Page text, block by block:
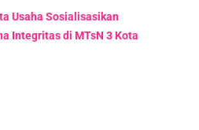
Usaha Sosialisasikan
Integritas di MTsN 3 Kota